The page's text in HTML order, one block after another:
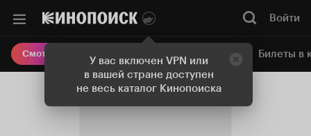
У вас включен VPN или
в вашей стране доступен
не весь каталог Кинопоиска
Войти
Смотреть кино Онлайн-кинотеатр Билеты в